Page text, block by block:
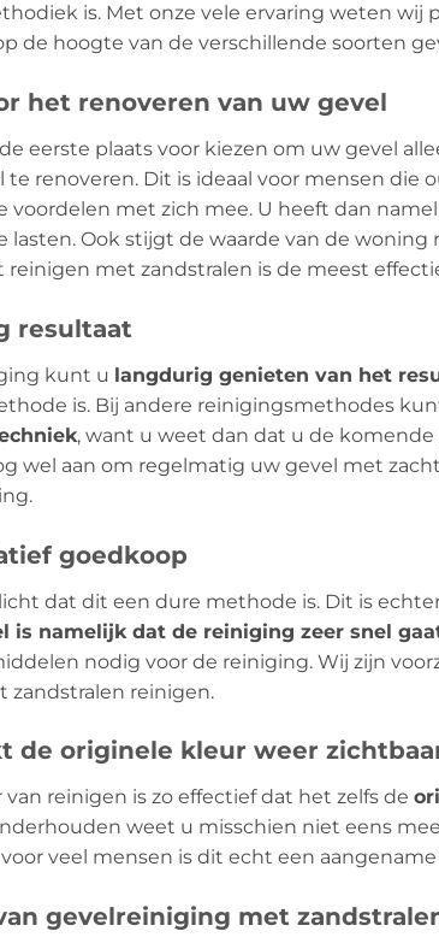
is. Met onze vele ervaring weten
de hoogte van de verschillende soorten
het renoveren van uw gevel
eerste plaats voor kiezen om uw gevel
te renoveren. Dit is ideaal voor mensen
voordelen met zich mee. U heeft dan
lasten. Ook stijgt de waarde van de
reinigen met zandstralen is de meest
resultaat
kunt u langdurig genieten van het
is. Bij andere reinigingsmethodes
, want u weet dan dat u de
wel aan om regelmatig uw gevel met
goedkoop
dat dit een dure methode is. Dit is
is namelijk dat de reiniging zeer snel
nodig voor de reiniging. Wij zijn
zandstralen reinigen.
de originele kleur weer
van reinigen is zo effectief dat het zelfs de
weet u misschien niet eens
veel mensen is dit echt een aangename
gevelreiniging met